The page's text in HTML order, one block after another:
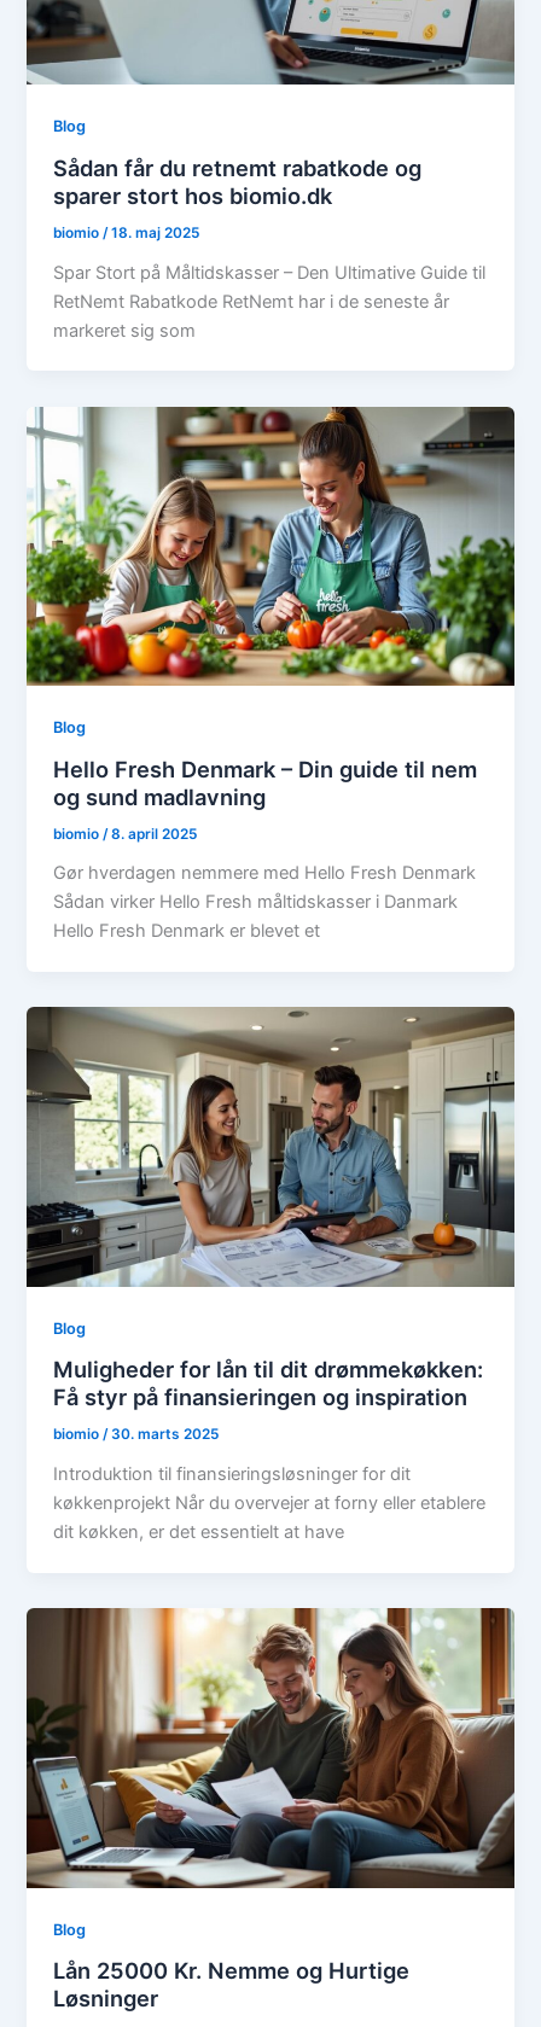
Blog
Sådan får du retnemt rabatkode og
sparer stort hos biomio.dk
biomio /18. maj 2025
Spar Stort på Måltidskasser – Den Ultimative Guide til
RetNemt Rabatkode RetNemt har i de seneste år
markeret sig som
Blog
Hello Fresh Denmark – Din guide til nem
og sund madlavning
biomio /8. april 2025
Gør hverdagen nemmere med Hello Fresh Denmark
Sådan virker Hello Fresh måltidskasser i Danmark
Hello Fresh Denmark er blevet et
Blog
Muligheder for lån til dit drømmekøkken:
Få styr på finansieringen og inspiration
biomio/30. marts 2025
Introduktion til finansieringsløsninger for dit
køkkenprojekt Når du overvejer at forny eller etablere
dit køkken, er det essentielt at have
Blog
Lån 25000 Kr. Nemme og Hurtige
Løsninger